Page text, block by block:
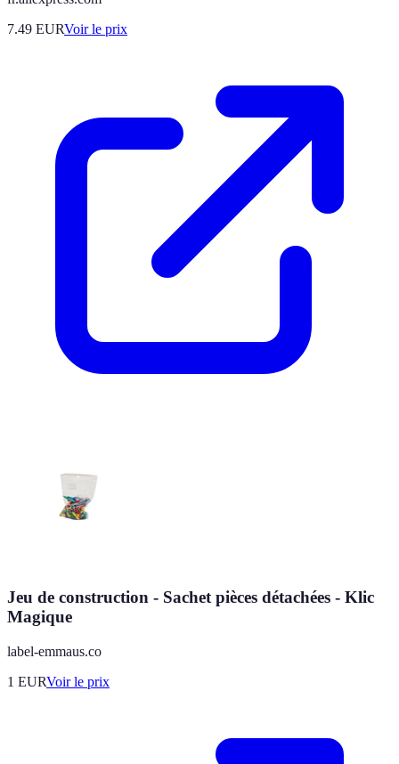
7.49 EURVoir le prix
Jeu de construction - Sachet pièces détachées - Klic
Magique
label-emmaus.co
1 EURVoir le prix